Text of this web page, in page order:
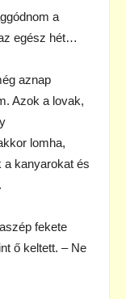
a
egész hét…
aznap
Azok a lovak,
lomha,
a kanyarokat és
fekete
ő keltett. – Ne